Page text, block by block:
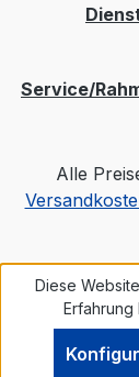
Service/
Alle
Diese